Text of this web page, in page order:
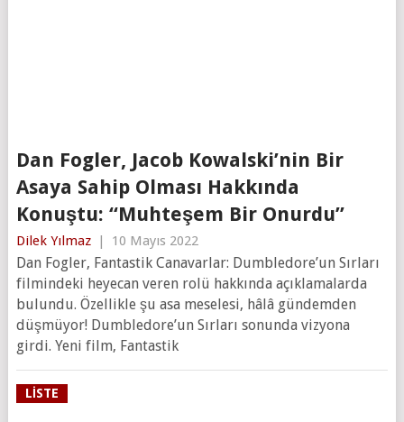
Dan Fogler, Jacob Kowalski’nin Bir
Asaya Sahip Olması Hakkında
Konuştu: “Muhteşem Bir Onurdu”
Dilek Yılmaz 10 Mayıs 2022
Dan Fogler, Fantastik Canavarlar: Dumbledore’un Sırları
filmindeki heyecan veren rolü hakkında açıklamalarda
bulundu. Özellikle şu asa meselesi, hâlâ gündemden
düşmüyor! Dumbledore’un Sırları sonunda vizyona
girdi. Yeni film, Fantastik
LISTE